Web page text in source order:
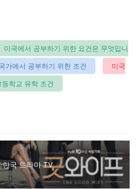
미국에서 공부하기 위한 요건은 무엇입니
가에서 공부하기 위한 조건 미국
등학교 유학 조건
한국 드라마 TV